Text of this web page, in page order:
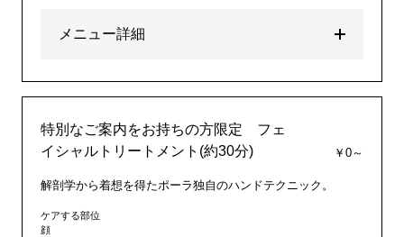
メニュー詳細
特別なご案内をお持ちの方限定 フェ
イシャルトリートメント(約30分)
￥0～
解剖学から着想を得たポーラ独自のハンドテクニック。
ケアする部位
顔